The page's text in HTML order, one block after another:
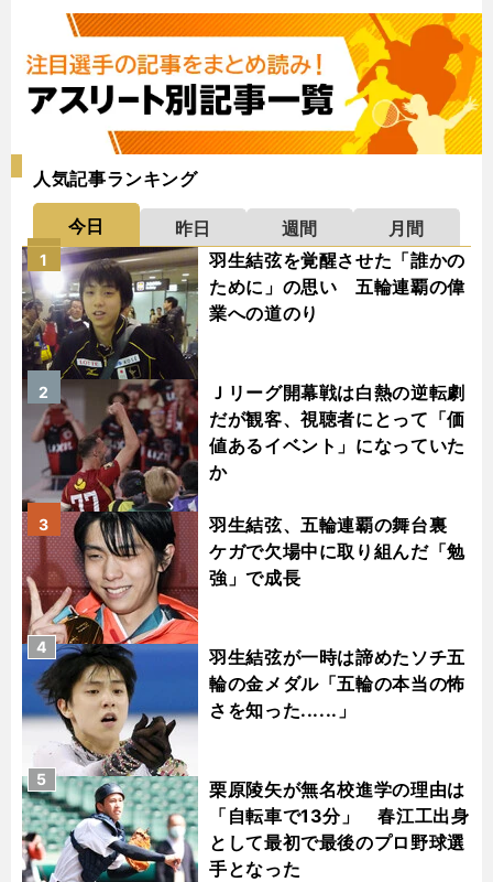
人気記事ランキング
今日 昨日 週間
月間
羽生結弦を覚醒させた「誰かの
ために」の思い 五輪連覇の偉
業への道のり
1
Ｊリーグ開幕戦は白熱の逆転劇
だが観客、視聴者にとって「価
値あるイベント」になっていた
か
2
羽生結弦、五輪連覇の舞台裏
ケガで欠場中に取り組んだ「勉
強」で成長
3
羽生結弦が一時は諦めたソチ五
輪の金メダル「五輪の本当の怖
さを知った......」
4
栗原陵矢が無名校進学の理由は
「自転車で13分」 春江工出身
として最初で最後のプロ野球選
手となった
5